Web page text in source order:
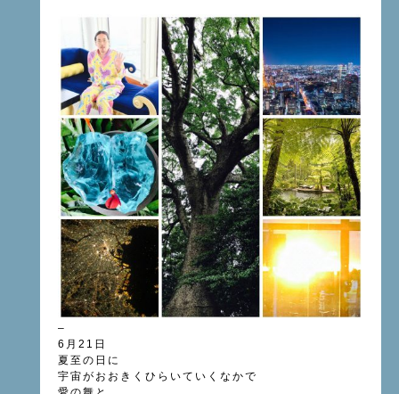
–
6月21日
夏至の日に
宇宙がおおきくひらいていくなかで